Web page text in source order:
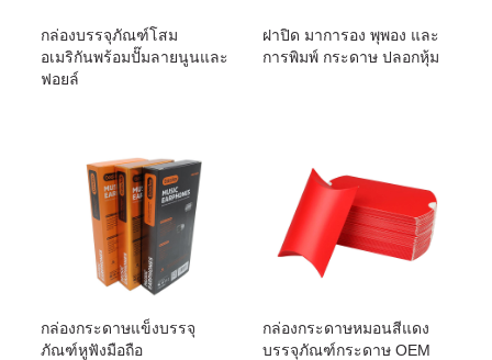
กล่องบรรจุภัณฑ์โสม
อเมริกันพร้อมปั๊มลายนูนและ
ฟอยล์
ฝาปิด มาการอง พุพอง และ
การพิมพ์ กระดาษ ปลอกหุ้ม
กล่องกระดาษแข็งบรรจุ
ภัณฑ์หูฟังมือถือ
กล่องกระดาษหมอนสีแดง
บรรจุภัณฑ์กระดาษ OEM